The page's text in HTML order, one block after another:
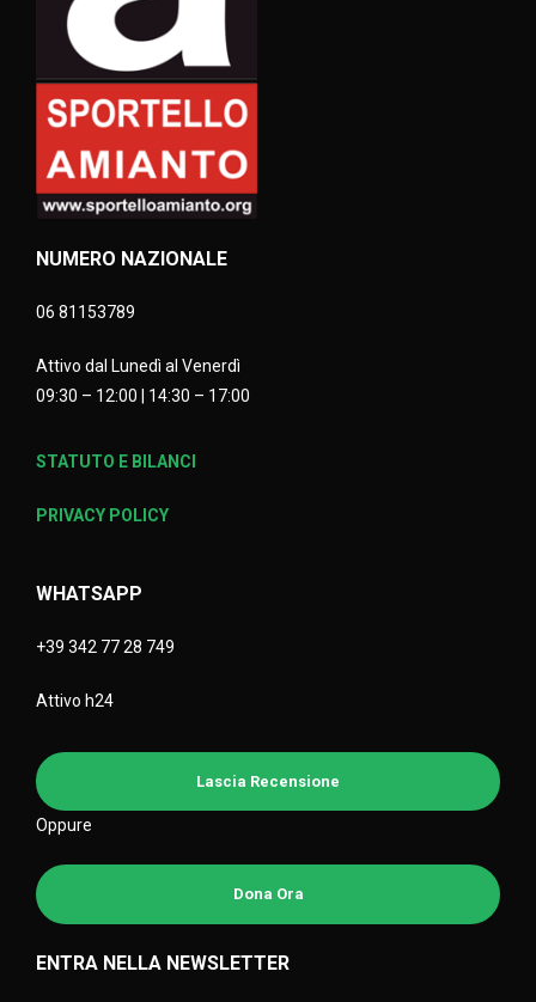
NUMERO NAZIONALE
06 81153789
Attivo dal Lunedì al Venerdì
09:30 – 12:00 | 14:30 – 17:00
STATUTO E BILANCI
PRIVACY POLICY
WHATSAPP
+39 342 77 28 749
Attivo h24
Lascia Recensione
Oppure
Dona Ora
ENTRA NELLA NEWSLETTER